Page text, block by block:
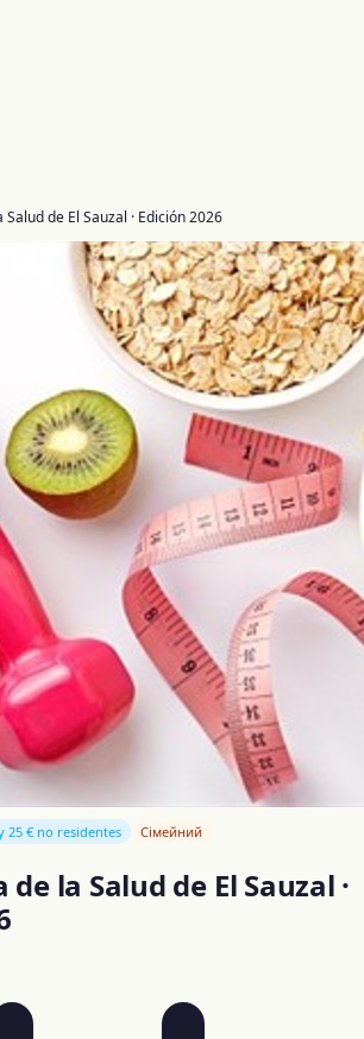
Salud de El Sauzal · Edición 2026
25 € no residentes Сімейний
la Salud de El Sauzal ·